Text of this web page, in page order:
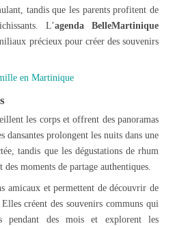
tandis que les parents profitent de
L’agenda BelleMartinique
précieux pour créer des souvenirs
en Martinique
les corps et offrent des panoramas
dansantes prolongent les nuits dans une
tandis que les dégustations de rhum
des moments de partage authentiques.
amicaux et permettent de découvrir de
créent des souvenirs communs qui
pendant des mois et explorent les